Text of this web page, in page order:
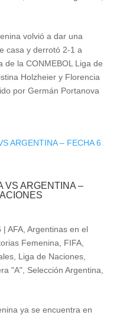
volvió a dar una
casa y derrotó 2-1 a
de la CONMEBOL Liga de
Holzheier y Florencia
por Germán Portanova
VS ARGENTINA –
| AFA, Argentinas en el
Femenina FIFA,
, Liga de Naciones,
"A", Selección Argentina
ya se encuentra en